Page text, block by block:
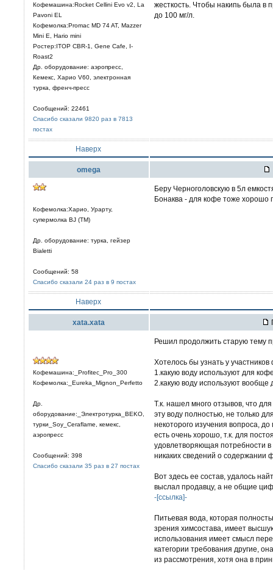
Кофемашина:Rocket Cellini Evo v2, La
Pavoni EL
Кофемолка:Promac MD 74 AT, Mazzer
Mini E, Hario mini
Ростер:ITOP CBR-1, Gene Cafe, I-
Roast2
Др. оборудование: аэропресс,
Кемекс, Харио V60, электронная
турка, френч-пресс
Сообщений: 22461
Спасибо сказали 9820 раз в 7813
постах
жесткость. Чтобы накипь была в
до 100 мг/л.
Наверх
omega
Кофемолка:Харио, Урарту,
супермолка BJ (TM)
Др. оборудование: турка, гейзер
Bialetti
Сообщений: 58
Спасибо сказали 24 раз в 9 постах
Беру Черноголовскую в 5л
Бонаква - для кофе тоже хорошо
Наверх
xata.xata
Кофемашина:_Profitec_Pro_300
Кофемолка:_Eureka_Mignon_Perfetto
Др.
оборудование:_Электротурка_BEKO,
турки_Soy_Ceraflame, кемекс,
аэропресс
Сообщений: 398
Спасибо сказали 35 раз в 27 постах
Решил продолжить старую тему
Хотелось бы узнать у
1.какую воду используют для
2.какую воду используют вообще
Т.к. нашел много отзывов, что
эту воду полностью, не только
некоторого изучения вопроса,
есть очень хорошо, т.к. для
удовлетворяющая потребности
никаких сведений о содержании
Вот здесь ее состав, удалось
выслал продавцу, а не общие
-[ссылка]-
Питьевая вода, которая
зрения химсостава, имеет
использования имеет смысл
категории требования другие,
из рассмотрения, хотя она в